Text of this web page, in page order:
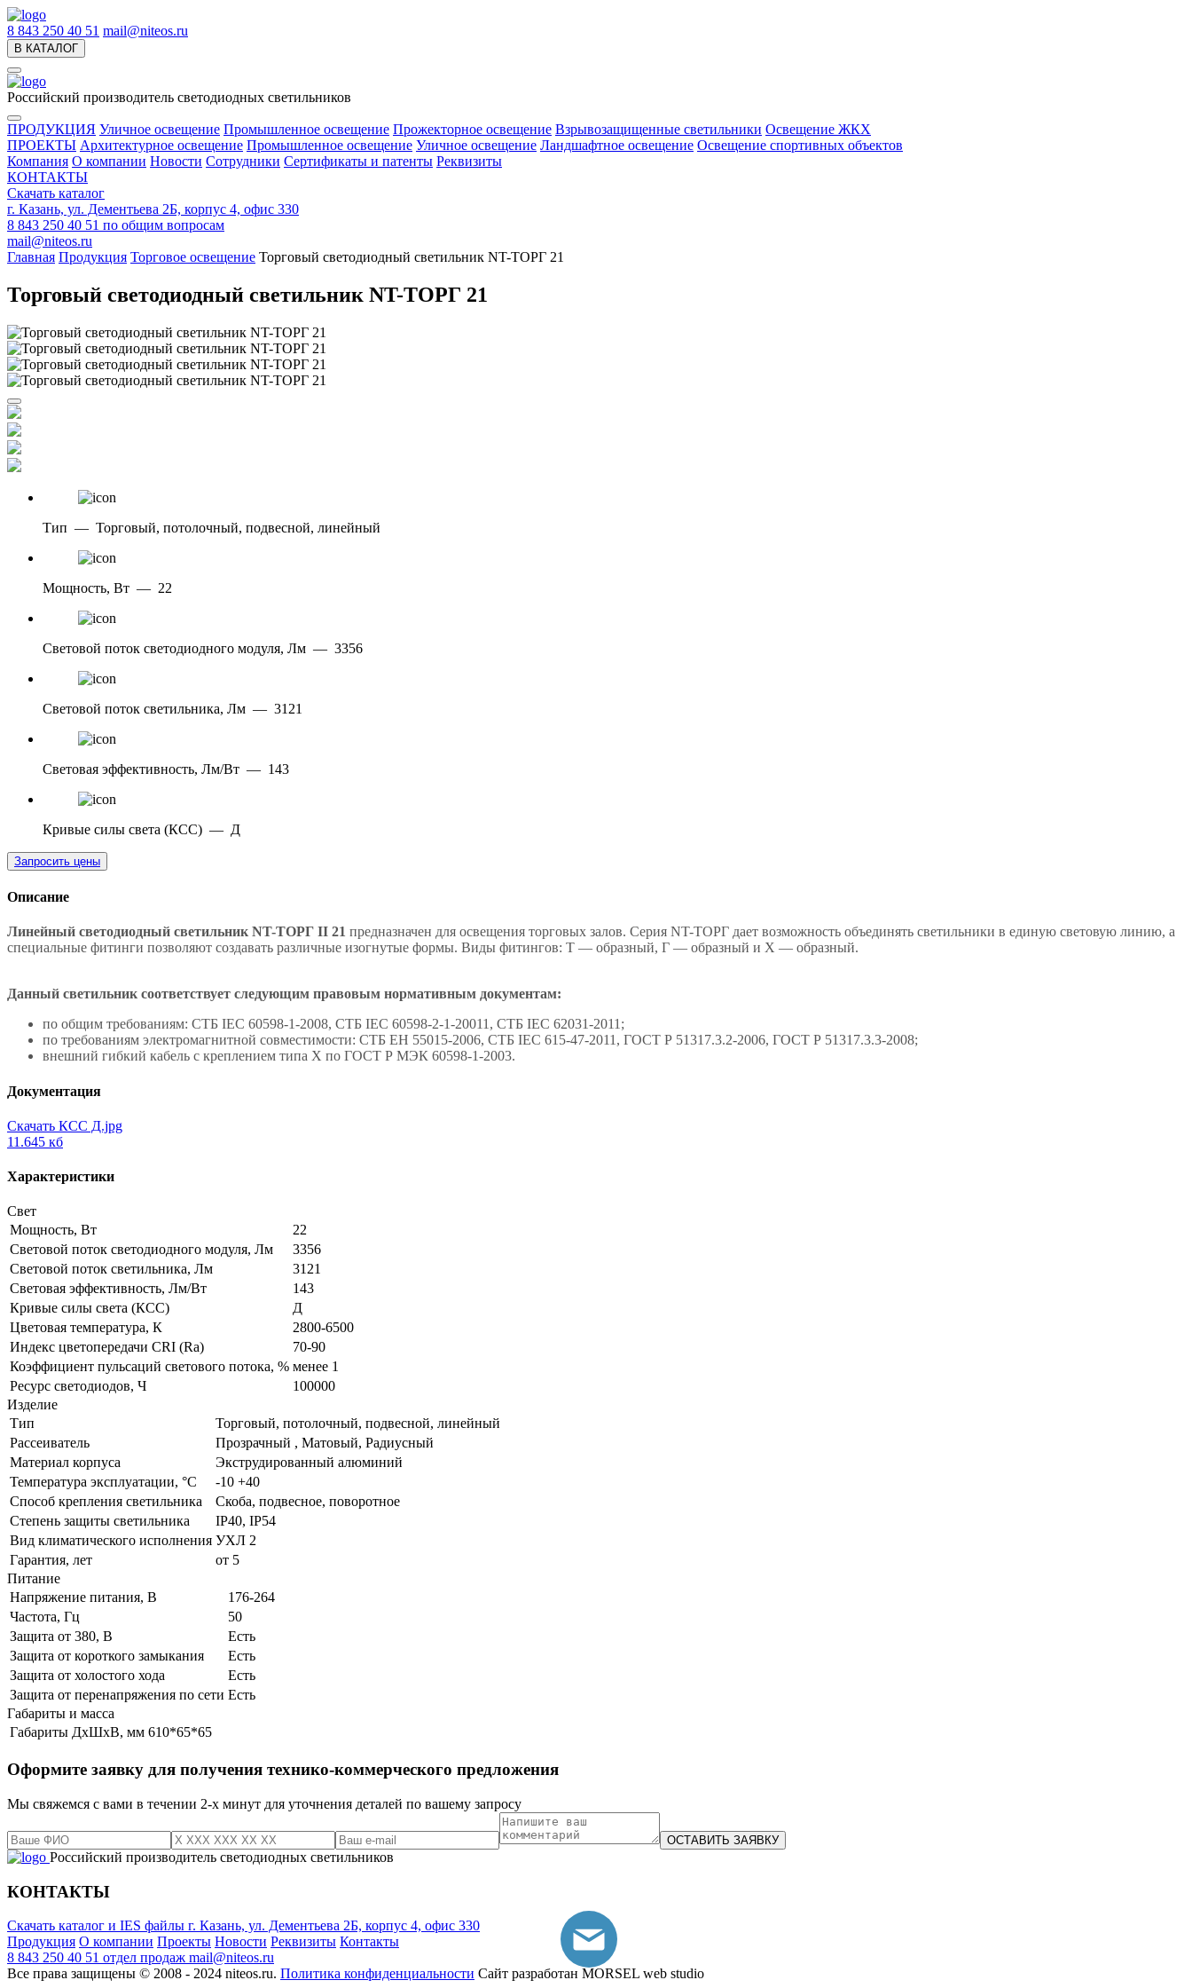
8 843 250 40 51 mail@niteos.ru
В КАТАЛОГ
Российский производитель светодиодных светильников
ПРОДУКЦИЯ Уличное освещение Промышленное освещение Прожекторное освещение Взрывозащищенные светильники Освещение ЖКХ
ПРОЕКТЫ Архитектурное освещение Промышленное освещение Уличное освещение Ландшафтное освещение Освещение спортивных объектов
Компания О компании Новости Сотрудники Сертификаты и патенты Реквизиты
КОНТАКТЫ
Скачать каталог
г. Казань, ул. Дементьева 2Б, корпус 4, офис 330
8 843 250 40 51 по общим вопросам
mail@niteos.ru
Главная Продукция Торговое освещение Торговый светодиодный светильник NT-ТОРГ 21
Торговый светодиодный светильник NT-ТОРГ 21
Тип — Торговый, потолочный, подвесной, линейный
Мощность, Вт — 22
Световой поток светодиодного модуля, Лм — 3356
Световой поток светильника, Лм — 3121
Световая эффективность, Лм/Вт — 143
Кривые силы света (КСС) — Д
Запросить цены
Описание
Линейный светодиодный светильник NT-ТОРГ II 21 предназначен для освещения торговых залов. Серия NT-ТОРГ дает возможность объединять светильники в единую световую линию, а
специальные фитинги позволяют создавать различные изогнутые формы. Виды фитингов: Т — образный, Г — образный и Х — образный.
Данный светильник соответствует следующим правовым нормативным документам:
по общим требованиям: СТБ IEC 60598-1-2008, СТБ IEC 60598-2-1-20011, СТБ IEC 62031-2011;
по требованиям электромагнитной совместимости: СТБ ЕН 55015-2006, СТБ IEC 615-47-2011, ГОСТ Р 51317.3.2-2006, ГОСТ Р 51317.3.3-2008;
внешний гибкий кабель с креплением типа Х по ГОСТ Р МЭК 60598-1-2003.
Документация
Скачать КСС Д.jpg
11.645 кб
Характеристики
Свет
Мощность, Вт
22
Световой поток светодиодного модуля, Лм
3356
Световой поток светильника, Лм
3121
Световая эффективность, Лм/Вт
143
Кривые силы света (КСС)
Д
Цветовая температура, К
2800-6500
Индекс цветопередачи CRI (Ra)
70-90
Коэффициент пульсаций светового потока, % менее 1
Ресурс светодиодов, Ч
100000
Изделие
Тип
Торговый, потолочный, подвесной, линейный
Рассеиватель
Прозрачный , Матовый, Радиусный
Материал корпуса
Экструдированный алюминий
Температура эксплуатации, °С
-10 +40
Способ крепления светильника
Скоба, подвесное, поворотное
Степень защиты светильника
IP40, IP54
Вид климатического исполнения УХЛ 2
Гарантия, лет
от 5
Питание
Напряжение питания, В
176-264
Частота, Гц
50
Защита от 380, В
Есть
Защита от короткого замыкания
Есть
Защита от холостого хода
Есть
Защита от перенапряжения по сети Есть
Габариты и масса
Габариты ДхШхВ, мм 610*65*65
Оформите заявку для получения технико-коммерческого предложения
Мы свяжемся с вами в течении 2-х минут для уточнения деталей по вашему запросу
Российский производитель светодиодных светильников
КОНТАКТЫ
Скачать каталог и IES файлы г. Казань, ул. Дементьева 2Б, корпус 4, офис 330
Продукция О компании Проекты Новости Реквизиты Контакты
8 843 250 40 51 отдел продаж mail@niteos.ru
Все права защищены © 2008 - 2024 niteos.ru. Политика конфиденциальности Сайт разработан MORSEL web studio